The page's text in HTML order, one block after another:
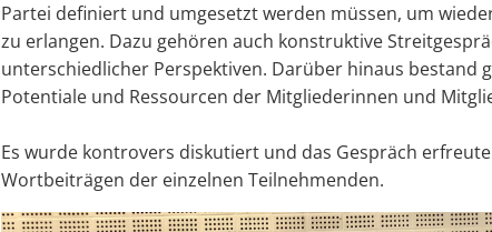
Partei definiert und umgesetzt werden müssen, um
zu erlangen. Dazu gehören auch konstruktive
unterschiedlicher Perspektiven. Darüber hinaus bestand
Potentiale und Ressourcen der Mitgliederinnen und
Es wurde kontrovers diskutiert und das Gespräch
Wortbeiträgen der einzelnen Teilnehmenden.